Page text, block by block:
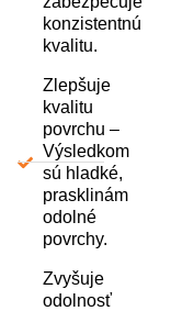
konzistentnú
kvalitu.
Zlepšuje
kvalitu
povrchu –
Výsledkom
sú hladké,
prasklinám
odolné
povrchy.
Zvyšuje
odolnosť